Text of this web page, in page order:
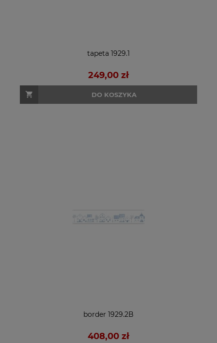
tapeta 1929.1
249,00 zł
DO KOSZYKA
border 1929.2B
408,00 zł